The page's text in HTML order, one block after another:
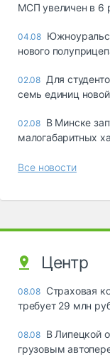
МСП увеличен в 6
04.08
нового
02.08 Для
семь единиц
02.08 В Минске
малогабаритных
Все новости
Центр
08.08 Страховая
требует 29 млн
08.08 В Липецкой
грузовым